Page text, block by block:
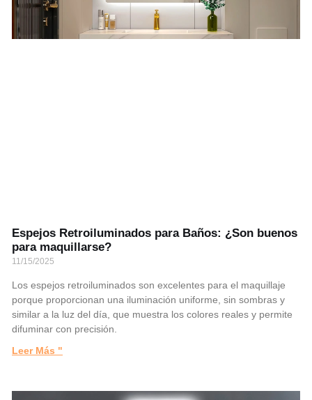
Espejos Retroiluminados para Baños: ¿Son buenos
para maquillarse?
11/15/2025
Los espejos retroiluminados son excelentes para el maquillaje
porque proporcionan una iluminación uniforme, sin sombras y
similar a la luz del día, que muestra los colores reales y permite
difuminar con precisión.
Leer Más "